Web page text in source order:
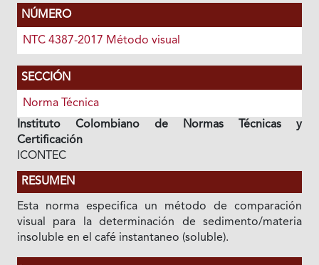
NÚMERO
NTC 4387-2017 Método visual
SECCIÓN
Norma Técnica
Instituto Colombiano de Normas Técnicas y
Certificación
ICONTEC
RESUMEN
Esta norma especifica un método de comparación
visual para la determinación de sedimento/materia
insoluble en el café instantaneo (soluble).